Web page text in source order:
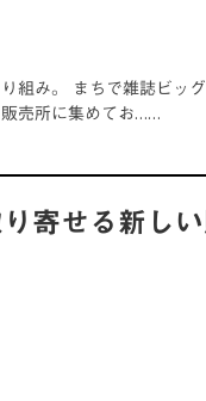
組み。 まちで雑誌ビッ
販売所に集めてお……
寄せる新し